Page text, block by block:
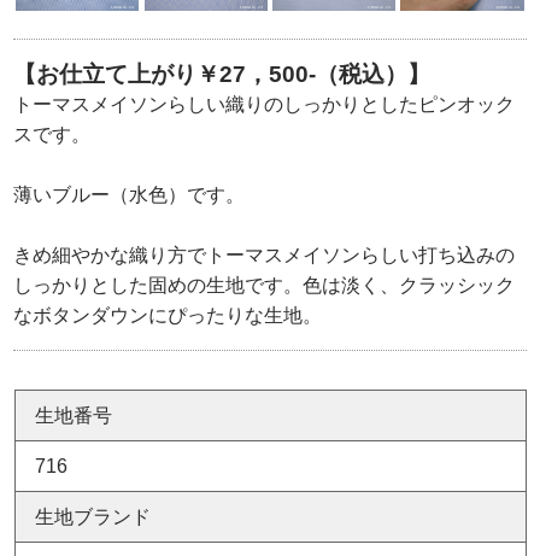
【お仕立て上がり￥27，500-（税込）】
トーマスメイソンらしい織りのしっかりとしたピンオック
スです。
薄いブルー（水色）です。
きめ細やかな織り方でトーマスメイソンらしい打ち込みの
しっかりとした固めの生地です。色は淡く、クラッシック
なボタンダウンにぴったりな生地。
生地番号
716
生地ブランド